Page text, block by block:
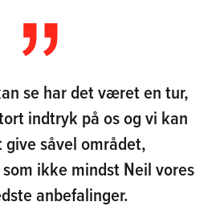
se har det været en tur,
indtryk på os og vi kan
såvel området,
ikke mindst Neil vores
anbefalinger.